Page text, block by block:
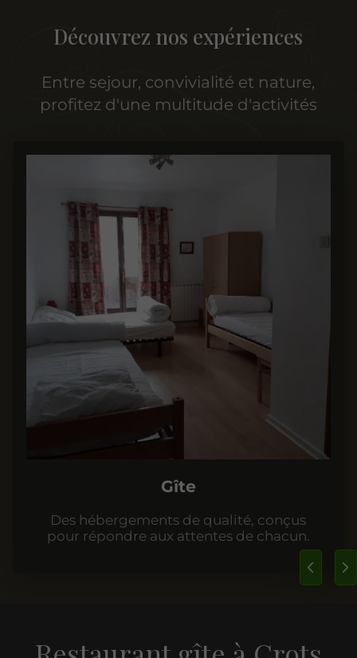
Découvrez nos expériences
Entre sejour, convivialité et nature,
profitez d'une multitude d'activités
Gîte
Des hébergements de qualité, conçus
pour répondre aux attentes de chacun.